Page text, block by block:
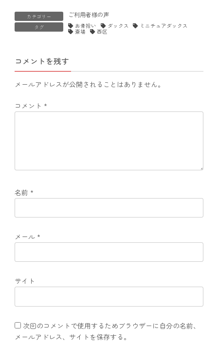
カテゴリー ご利用者様の声
タグ お骨拾い ダックス
ミニチュアダックス
斎場
西区
コメントを残す
メールアドレスが公開されることはありません。
コメント *
名前 *
メール *
サイト
次回のコメントで使用するためブラウザーに自分の名前、
メールアドレス、サイトを保存する。